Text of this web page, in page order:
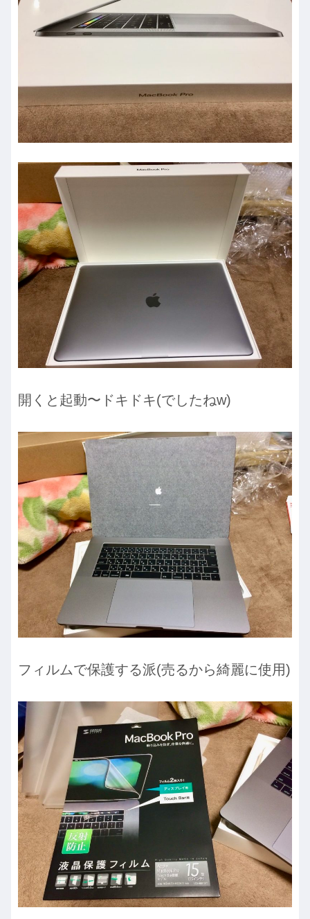
開くと起動〜ドキドキ(でしたねw)
フィルムで保護する派(売るから綺麗に使用)